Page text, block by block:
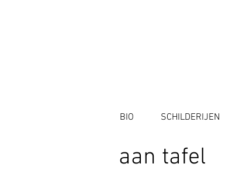
BIO SCHILDERIJEN
aan tafel